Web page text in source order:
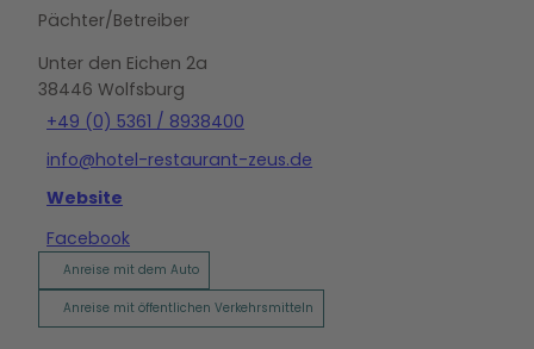
Pächter/Betreiber
Unter den Eichen 2a
38446 Wolfsburg
+49 (0) 5361 / 8938400
info@hotel-restaurant-zeus.de
Website
Facebook
Anreise mit dem Auto
Anreise mit öffentlichen Verkehrsmitteln